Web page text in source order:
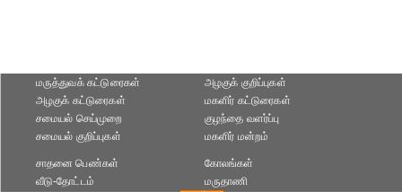
மருத்துவக் கட்டுரைகள்
அழகுக் கட்டுரைகள்
அழகுக் குறிப்புகள்
மகளிர் கட்டுரைகள்
சமையல் செய்முறை
சமையல் குறிப்புகள்
குழந்தை வளர்ப்பு
மகளிர் மன்றம்
சாதனை பெண்கள்
வீடு-தோட்டம்
கோலங்கள்
மருதாணி